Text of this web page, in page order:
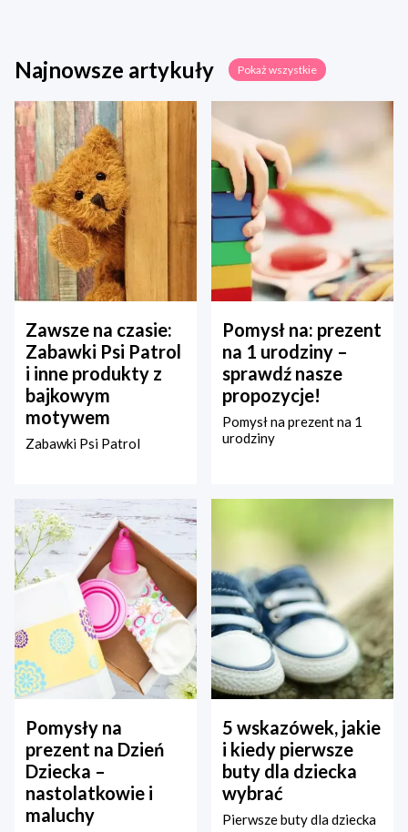
Najnowsze artykuły Pokaż wszystkie
Zawsze na czasie:
Zabawki Psi Patrol
i inne produkty z
bajkowym
motywem
Zabawki Psi Patrol
Pomysł na: prezent
na 1 urodziny –
sprawdź nasze
propozycje!
Pomysł na prezent na 1
urodziny
Pomysły na
prezent na Dzień
Dziecka –
nastolatkowie i
maluchy
5 wskazówek, jakie
i kiedy pierwsze
buty dla dziecka
wybrać
Pierwsze buty dla dziecka